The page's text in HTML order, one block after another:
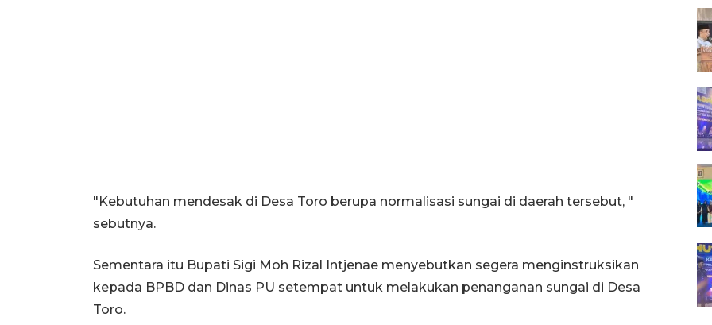
"Kebutuhan mendesak di Desa Toro berupa normalisasi sungai di daerah tersebut, "
sebutnya.
Sementara itu Bupati Sigi Moh Rizal Intjenae menyebutkan segera menginstruksikan
kepada BPBD dan Dinas PU setempat untuk melakukan penanganan sungai di Desa
Toro.